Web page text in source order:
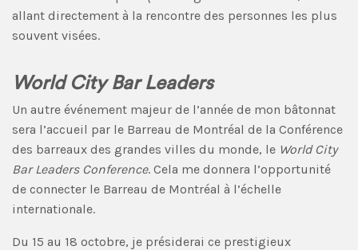
allant directement à la rencontre des personnes les plus
souvent visées.
World City Bar Leaders
Un autre événement majeur de l’année de mon bâtonnat
sera l’accueil par le Barreau de Montréal de la Conférence
des barreaux des grandes villes du monde, le World City
Bar Leaders Conference. Cela me donnera l’opportunité
de connecter le Barreau de Montréal à l’échelle
internationale.
Du 15 au 18 octobre, je présiderai ce prestigieux